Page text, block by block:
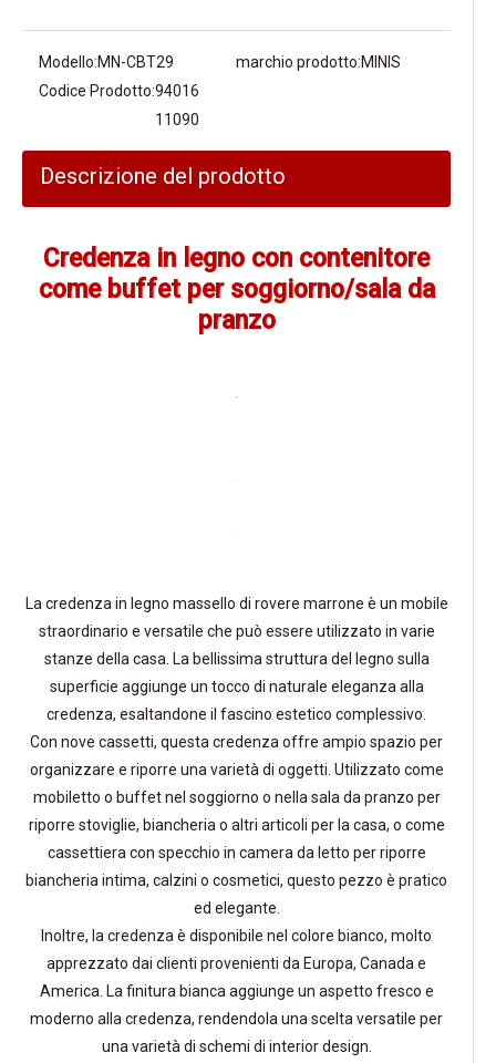
Modello:MN-CBT29 marchio prodotto:MINIS
Codice Prodotto:94016
11090
Descrizione del prodotto
Credenza in legno con contenitore
come buffet per soggiorno/sala da
pranzo
La credenza in legno massello di rovere marrone è un mobile
straordinario e versatile che può essere utilizzato in varie
stanze della casa. La bellissima struttura del legno sulla
superficie aggiunge un tocco di naturale eleganza alla
credenza, esaltandone il fascino estetico complessivo.
Con nove cassetti, questa credenza offre ampio spazio per
organizzare e riporre una varietà di oggetti. Utilizzato come
mobiletto o buffet nel soggiorno o nella sala da pranzo per
riporre stoviglie, biancheria o altri articoli per la casa, o come
cassettiera con specchio in camera da letto per riporre
biancheria intima, calzini o cosmetici, questo pezzo è pratico
ed elegante.
Inoltre, la credenza è disponibile nel colore bianco, molto
apprezzato dai clienti provenienti da Europa, Canada e
America. La finitura bianca aggiunge un aspetto fresco e
moderno alla credenza, rendendola una scelta versatile per
una varietà di schemi di interior design.